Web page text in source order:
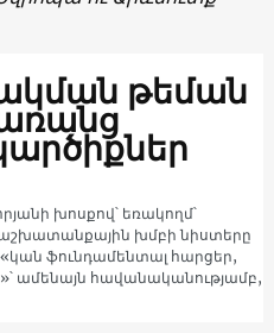
թեման
խոսքով՝ եռակողմ՝
խմբի նիստերը
«կան ֆունդամենտալ հարցեր,
ամենայն հավանականությամբ,